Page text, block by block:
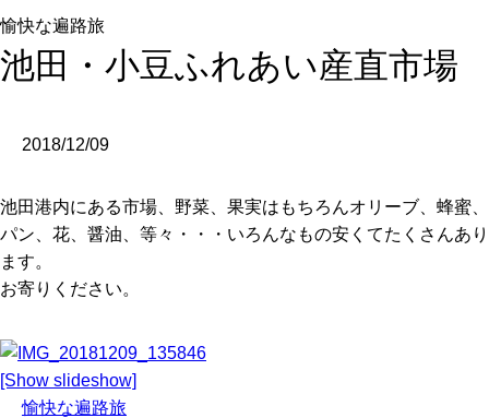
愉快な遍路旅
池田・小豆ふれあい産直市場
2018/12/09
池田港内にある市場、野菜、果実はもちろんオリーブ、蜂蜜、
パン、花、醤油、等々・・・いろんなもの安くてたくさんあり
ます。
お寄りください。
[Show slideshow]
愉快な遍路旅